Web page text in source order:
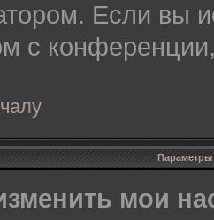
Если вы
с
Параметры
мои